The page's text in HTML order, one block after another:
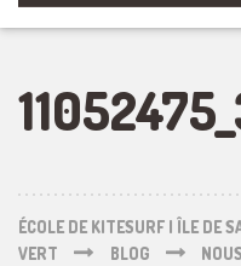
ÉCOLE DE KITESURF | ÎLE DE
VERT
BLOG NOUS